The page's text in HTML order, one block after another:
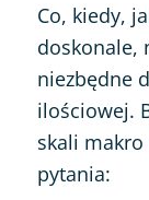
Co, kiedy,
doskonale,
niezbędne
ilościowej.
skali
pytania: